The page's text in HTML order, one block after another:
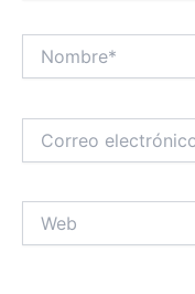
electrónico*